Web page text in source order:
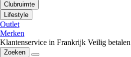
Clubruimte
Lifestyle
Outlet
Merken
Klantenservice in Frankrijk Veilig betalen
Zoeken